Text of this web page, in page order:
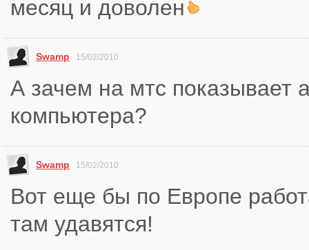
месяц и доволен
Swamp 15/02/2010
А зачем на мтс показывает
компьютера?
Swamp 15/02/2010
Вот еще бы по Европе
там удавятся!